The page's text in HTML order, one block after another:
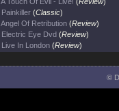
Painkiller (Classic)
Angel Of Retribution (Review)
Electric Eye Dvd (Review)
Live In London (Review)
©